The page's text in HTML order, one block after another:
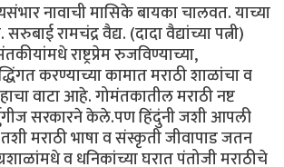
नावाची मासिके बायका चालवत. याच्या
रामचंद्र वैद्य. (दादा वैद्यांच्या पत्नी)
राष्ट्रप्रेम रुजविण्याच्या,
करण्याच्या कामात मराठी शाळांचा व
वाटा आहे. गोमंतकातील मराठी नष्ट
सरकारने केले.पण हिंदुंनी जशी आपली
मराठी भाषा व संस्कृती जीवापाड जतन
व धनिकांच्या घरात पंतोजी मराठीचे